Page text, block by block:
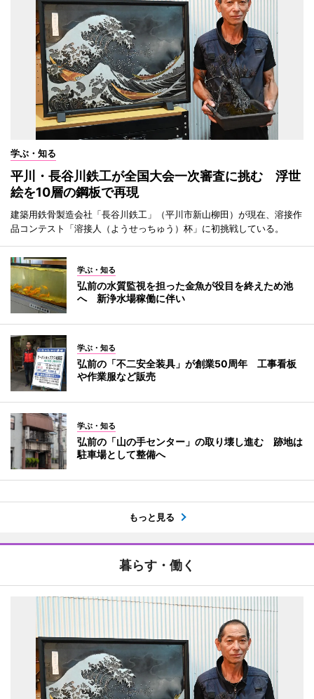
学ぶ・知る
平川・長谷川鉄工が全国大会一次審査に挑む 浮世
絵を10層の鋼板で再現
建築用鉄骨製造会社「長谷川鉄工」（平川市新山柳田）が現在、溶接作
品コンテスト「溶接人（ようせっちゅう）杯」に初挑戦している。
学ぶ・知る
弘前の水質監視を担った金魚が役目を終えため池
へ 新浄水場稼働に伴い
学ぶ・知る
弘前の「不二安全装具」が創業50周年 工事看板
や作業服など販売
学ぶ・知る
弘前の「山の手センター」の取り壊し進む 跡地は
駐車場として整備へ
もっと見る
暮らす・働く